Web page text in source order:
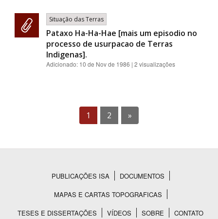
Situação das Terras
Pataxo Ha-Ha-Hae [mais um episodio no
processo de usurpacao de Terras
Indigenas].
Adicionado: 10 de Nov de 1986 | 2 visualizações
1 2 »
Rodapé
PUBLICAÇÕES ISA
DOCUMENTOS
MAPAS E CARTAS TOPOGRAFICAS
TESES E DISSERTAÇÕES
VÍDEOS SOBRE CONTATO